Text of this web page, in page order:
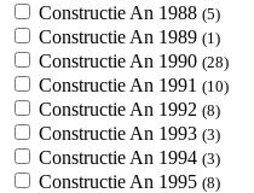
Constructie An 1988 (5)
Constructie An 1989 (1)
Constructie An 1990 (28)
Constructie An 1991 (10)
Constructie An 1992 (8)
Constructie An 1993 (3)
Constructie An 1994 (3)
Constructie An 1995 (8)